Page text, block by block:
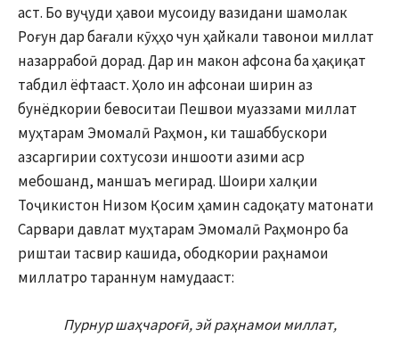
аст. Бо вуҷуди ҳавои мусоиду вазидани шамолак
Роғун дар бағали кӯҳҳо чун ҳайкали тавонои миллат
назаррабоӣ дорад. Дар ин макон афсона ба ҳақиқат
табдил ёфтааст. Ҳоло ин афсонаи ширин аз
бунёдкории бевоситаи Пешвои муаззами миллат
муҳтарам Эмомалӣ Раҳмон, ки ташаббускори
азсаргирии сохтусози иншооти азими аср
мебошанд, маншаъ мегирад. Шоири халқии
Тоҷикистон Низом Қосим ҳамин садоқату матонати
Сарвари давлат муҳтарам Эмомалӣ Раҳмонро ба
риштаи тасвир кашида, ободкории раҳнамои
миллатро тараннум намудааст:
Пурнур шаҳчароғӣ, эй раҳнамои миллат,